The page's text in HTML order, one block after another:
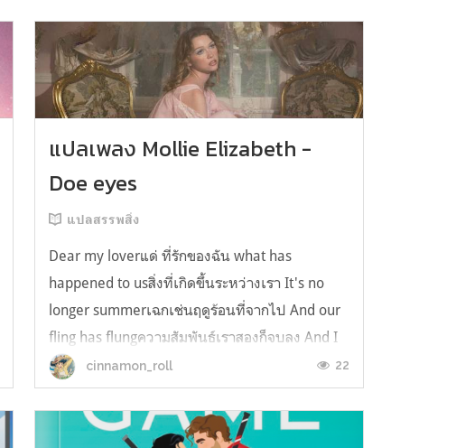
แปลเพลง Mollie Elizabeth -
Doe eyes
แปลสรรพสิ่ง
Dear my loverแด่ ที่รักของฉัน what has
happened to usสิ่งที่เกิดขึ้นระหว่างเรา It's no
longer summerเฉกเช่นฤดูร้อนที่จากไป And our
fling has flungความสัมพันธ์เราสองก็จบลง And I
still spin your recordsแต่ฉันยังเล่นเพลงโปรดของ
คุณบนแผ่นเสียงไวนิล And You still feel like
homeในใจฉัน ตัวตนคุณก็ยังอบอ...
cinnamon_roll 22